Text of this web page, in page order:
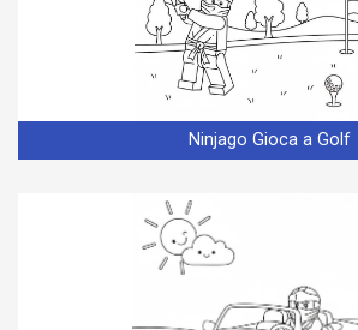
Ninjago Gioca a Golf